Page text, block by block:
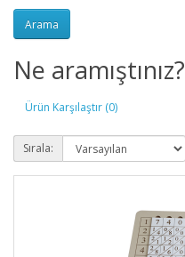
Ne aramıştınız?
Ürün Karşılaştır (0)
Sırala: